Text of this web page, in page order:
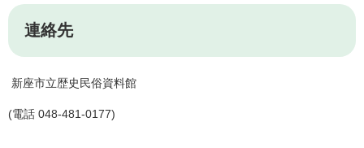
連絡先
新座市立歴史民俗資料館
(電話 048-481-0177)